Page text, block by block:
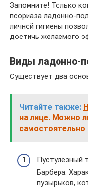
Запомните! Только
псориаза ладонно-
личной гигиены
достичь желаемого
Виды ладонно-
Существует два
Читайте также:
на лице. Можно
самостоятельно
Пустулёзный
Барбера.
пузырьков,